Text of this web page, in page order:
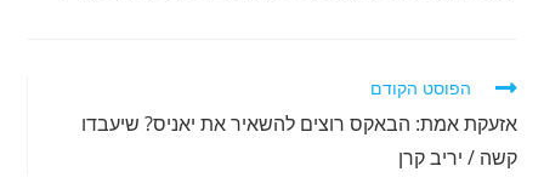
לקרוא
נוספים
הפוסט הקודם
אזעקת אמת: הבאקס רוצים להשאיר את יאניס? שיעבדו
קשה / יריב קרן